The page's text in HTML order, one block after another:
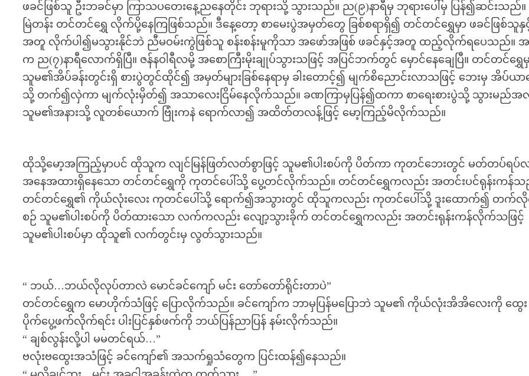
ဖခင်ဖြစ်သူ ဦးဘခင်မှာ ကြာသပတေးနေ့ညနေတိုင်း ဘုရားသို့ သွားသည်။ ည(၉)နာရီမှ ဘုရားပေါ်မှ ပြန်၍ဆင်းသည်
မြဲတန်း တင်တင်ရွှေ လိုက်ပို့နေကြဖြစ်သည်။ ဒီနေ့တော့ စာမေးပွဲအမှတ်တွေ ခြစ်စရာရှိ၍ တင်တင်ရွှေမှာ ဖခင်ဖြစ်သူနှ
အတူ လိုက်ပါ၍မသွားနိုင်ဘဲ ညီမဝမ်းကွဲဖြစ်သူ စန်းစန်းမူကိုသာ အဖော်အဖြစ် ဖခင်နှင့်အတူ ထည့်လိုက်ရပေသည်။ အ
က ည(၇)နာရီလောက်ရှိပြီ။ ဇန်နဝါရီလမို့ အစောကြီးမိုးချုပ်သွားသဖြင့် အပြင်ဘက်တွင် မှောင်နေချေပြီ။ တင်တင်ရွှေ
သူမ၏အိပ်ခန်းတွင်းရှိ စားပွဲတွင်ထိုင်၍ အမှတ်များခြစ်နေရာမှ ခါးတောင့်၍ မျက်စိညောင်းလာသဖြင့် ဘေးမှ အိပ်ယာပ
သို့ တက်၍လှဲကာ မျက်လုံးမှိတ်၍ အသာလေးငြိမ်နေလိုက်သည်။ ခဏကြာမှပြန်၍ထကာ စာရေးစားပွဲသို့ သွားမည်အ
သူမ၏အနားသို့ လူတစ်ယောက် ဗြုံးကနဲ ရောက်လာ၍ အထိတ်တလန့်ဖြင့် မော့ကြည့်မိလိုက်သည်။
ထိုသို့မော့အကြည့်မှာပင် ထိုသူက လျင်မြန်ဖြတ်လတ်စွာဖြင့် သူမ၏ပါးစပ်ကို ပိတ်ကာ ကုတင်ဘေးတွင် မတ်တပ်ရပ်
အနေအထားရှိနေသော တင်တင်ရွှေကို ကုတင်ပေါ်သို့ ပွေ့တင်လိုက်သည်။ တင်တင်ရွှေကလည်း အတင်းပင်ရုန်းကန်သ
တင်တင်ရွှေ၏ ကိုယ်လုံးလေး ကုတင်ပေါ်သို့ ရောက်၍အသွားတွင် ထိုသူကလည်း ကုတင်ပေါ်သို့ ဒူးထောက်၍ တက်
စဉ် သူမ၏ပါးစပ်ကို ပိတ်ထားသော လက်ကလည်း လျော့သွားခိုက် တင်တင်ရွှေကလည်း အတင်းရုန်းကန်လိုက်သဖြင့်
သူမ၏ပါးစပ်မှာ ထိုသူ၏ လက်တွင်းမှ လွတ်သွားသည်။
“ ဘယ်…ဘယ်လိုလုပ်တာလဲ မောင်ခင်ကျော် မင်း တော်တော်ရိုင်းတာပဲ”
တင်တင်ရွှေက မောဟိုက်သံဖြင့် ပြောလိုက်သည်။ ခင်ကျော်က ဘာမှပြန်မပြောဘဲ သူမ၏ ကိုယ်လုံးအိအိလေးကို ထွေး
ပိုက်ပွေ့ဖက်လိုက်ရင်း ပါးပြင်နှစ်ဖက်ကို ဘယ်ပြန်ညာပြန် နမ်းလိုက်သည်။
“ ချစ်လွန်းလို့ပါ မမတင်ရယ်…”
ဗလုံးဗထွေးအသံဖြင့် ခင်ကျော်၏ အသက်ရှုသံတွေက ပြင်းထန်၍နေသည်။